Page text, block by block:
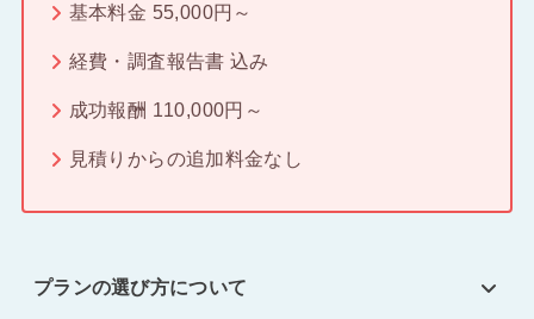
基本料金 55,000円～
経費・調査報告書 込み
成功報酬 110,000円～
見積りからの追加料金なし
プランの選び方について